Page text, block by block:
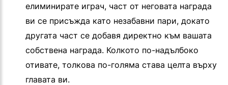
елиминирате играч, част от неговата награда
ви се присъжда като незабавни пари, докато
другата част се добавя директно към вашата
собствена награда. Колкото по-надълбоко
отивате, толкова по-голяма става целта върху
главата ви.